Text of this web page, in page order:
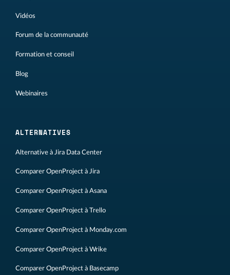
Vidéos
Forum de la communauté
Formation et conseil
Blog
Webinaires
ALTERNATIVES
Alternative à Jira Data Center
Comparer OpenProject à Jira
Comparer OpenProject à Asana
Comparer OpenProject à Trello
Comparer OpenProject à Monday.com
Comparer OpenProject à Wrike
Comparer OpenProject à Basecamp